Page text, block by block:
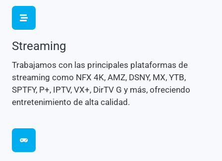
Streaming
Trabajamos con las principales plataformas de
streaming como NFX 4K, AMZ, DSNY, MX, YTB,
SPTFY, P+, IPTV, VX+, DirTV G y más, ofreciendo
entretenimiento de alta calidad.